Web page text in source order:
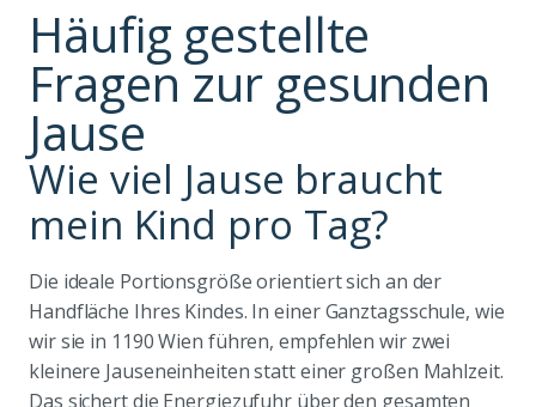
Häufig gestellte
Fragen zur gesunden
Jause
Wie viel Jause braucht
mein Kind pro Tag?
Die ideale Portionsgröße orientiert sich an der
Handfläche Ihres Kindes. In einer Ganztagsschule, wie
wir sie in 1190 Wien führen, empfehlen wir zwei
kleinere Jauseneinheiten statt einer großen Mahlzeit.
Das sichert die Energiezufuhr über den gesamten